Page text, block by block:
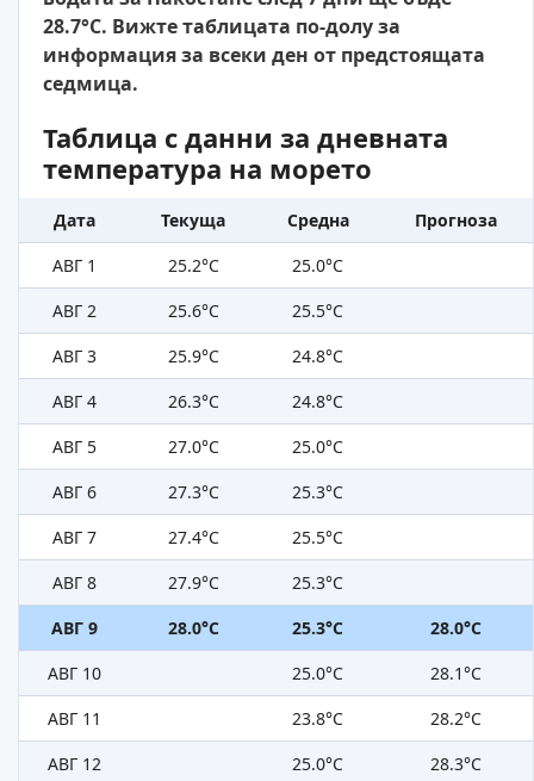
28.7°C. Вижте таблицата по-долу за
информация за всеки ден от предстоящата
седмица.
Таблица с данни за дневната
температура на морето
Дата Текуща Средна
Прогноза
АВГ 1
25.2°C
25.0°C
АВГ 2
25.6°C
25.5°C
АВГ 3
25.9°C
24.8°C
АВГ 4
26.3°C
24.8°C
АВГ 5
27.0°C
25.0°C
АВГ 6
27.3°C
25.3°C
АВГ 7
27.4°C
25.5°C
АВГ 8
27.9°C
25.3°C
АВГ 9
28.0°C 25.3°C
28.0°C
АВГ 10
25.0°C
28.1°C
АВГ 11
23.8°C
28.2°C
АВГ 12
25.0°C
28.3°C